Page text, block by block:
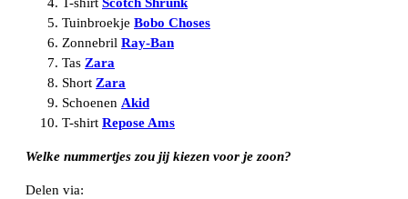
T-shirt Scotch Shrunk
Tuinbroekje Bobo Choses
Zonnebril Ray-Ban
Tas Zara
Short Zara
Schoenen Akid
T-shirt Repose Ams
Welke nummertjes zou jij kiezen voor je zoon?
Delen via: